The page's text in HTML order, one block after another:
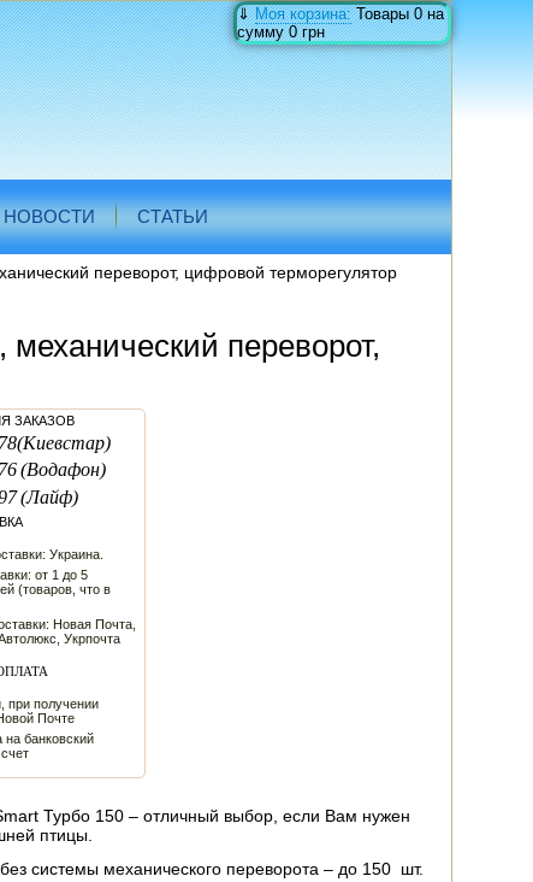
⇓Моя корзина:Товары0на
сумму0 грн
НОВОСТИ СТАТЬИ
переворот, цифровой терморегулятор
переворот,
ЗАКАЗОВ
(Киевстар)
(Водафон)
(Лайф)
Украина.
от 1 до 5
(товаров, что в
Новая Почта,
Укрпочта
при получении
Почте
на банковский
Турбо 150 – отличный выбор, если Вам нужен
птицы.
системы механического переворота – до 150 шт.